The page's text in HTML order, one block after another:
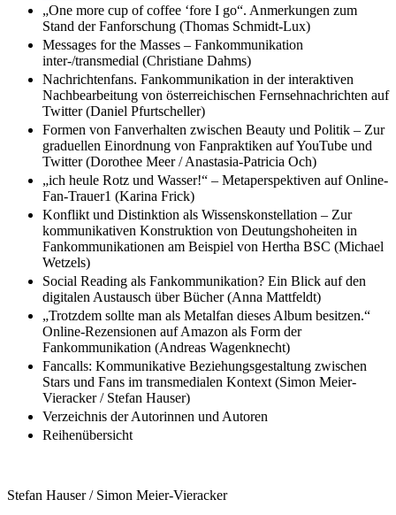
„One more cup of coffee ‘fore I go“. Anmerkungen zum
Stand der Fanforschung (Thomas Schmidt-Lux)
Messages for the Masses – Fankommunikation
inter-/transmedial (Christiane Dahms)
Nachrichtenfans. Fankommunikation in der interaktiven
Nachbearbeitung von österreichischen Fernsehnachrichten auf
Twitter (Daniel Pfurtscheller)
Formen von Fanverhalten zwischen Beauty und Politik – Zur
graduellen Einordnung von Fanpraktiken auf YouTube und
Twitter (Dorothee Meer / Anastasia-Patricia Och)
„ich heule Rotz und Wasser!“ – Metaperspektiven auf Online-
Fan-Trauer1 (Karina Frick)
Konflikt und Distinktion als Wissenskonstellation – Zur
kommunikativen Konstruktion von Deutungshoheiten in
Fankommunikationen am Beispiel von Hertha BSC (Michael
Wetzels)
Social Reading als Fankommunikation? Ein Blick auf den
digitalen Austausch über Bücher (Anna Mattfeldt)
„Trotzdem sollte man als Metalfan dieses Album besitzen.“
Online-Rezensionen auf Amazon als Form der
Fankommunikation (Andreas Wagenknecht)
Fancalls: Kommunikative Beziehungsgestaltung zwischen
Stars und Fans im transmedialen Kontext (Simon Meier-
Vieracker / Stefan Hauser)
Verzeichnis der Autorinnen und Autoren
Reihenübersicht
Stefan Hauser / Simon Meier-Vieracker